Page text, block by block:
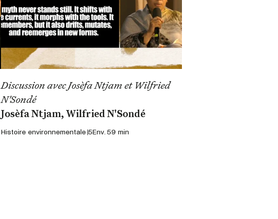
Discussion avec Josèfa Ntjam et Wilfried
N'Sondé
Josèfa Ntjam, Wilfried N'Sondé
Histoire environnementale 5Env. 59 min